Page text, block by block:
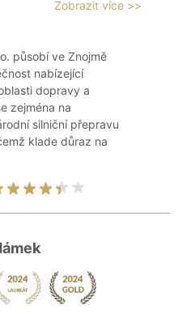
Zobrazit více >>
působí ve Znojmě
nabízející
dopravy a
zejména na
silniční přepravu
klade důraz na